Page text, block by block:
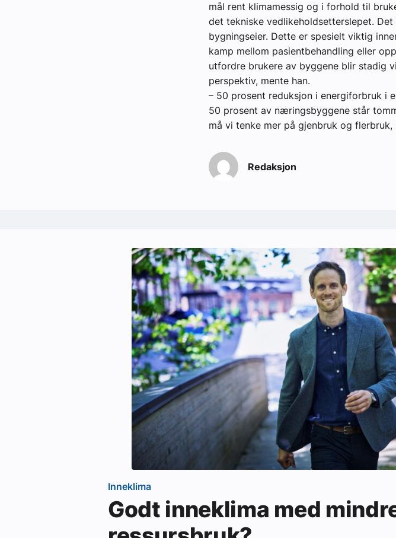
mål rent klimamessig og i forhold til
det tekniske vedlikeholdsetterslepet.
bygningseier. Dette er spesielt viktig
kamp mellom pasientbehandling eller
utfordre brukere av byggene blir stadig
perspektiv, mente han.
– 50 prosent reduksjon i energiforbruk i
50 prosent av næringsbyggene står
må vi tenke mer på gjenbruk og flerbruk,
Redaksjon
Inneklima
Godt inneklima med